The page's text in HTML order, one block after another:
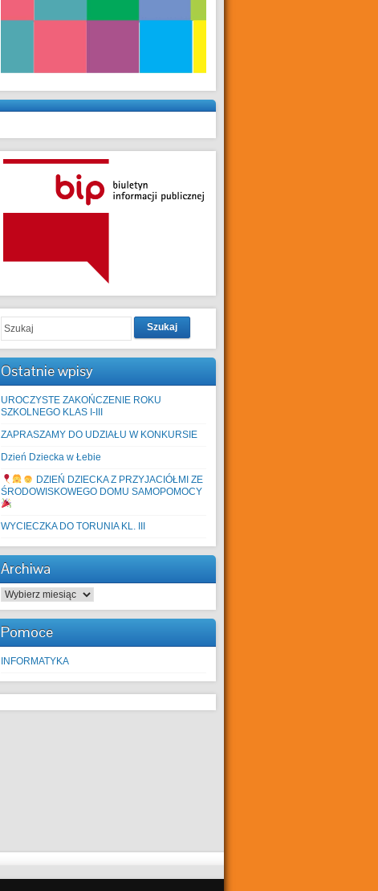
Szukaj
Ostatnie wpisy
UROCZYSTE ZAKOŃCZENIE ROKU
SZKOLNEGO KLAS I-III
ZAPRASZAMY DO UDZIAŁU W KONKURSIE
Dzień Dziecka w Łebie
DZIEŃ DZIECKA Z PRZYJACIÓŁMI ZE
ŚRODOWISKOWEGO DOMU SAMOPOMOCY
WYCIECZKA DO TORUNIA KL. III
Archiwa
Archiwa
Pomoce
INFORMATYKA